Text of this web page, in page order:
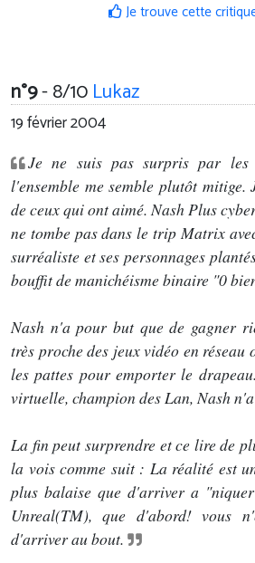
Je trouve cette
n°9- 8/10Lukaz
19 février 2004
Je ne suis pas surpris par les
l'ensemble me semble plutôt mitige.
de ceux qui ont aimé. Nash Plus
ne tombe pas dans le trip Matrix
surréaliste et ses personnages
bouffit de manichéisme binaire "0
Nash n'a pour but que de gagner
très proche des jeux vidéo en réseau
les pattes pour emporter le
virtuelle, champion des Lan, Nash
La fin peut surprendre et ce lire de
la vois comme suit : La réalité est
plus balaise que d'arriver a
Unreal(TM), que d'abord! vous
d'arriver au bout.